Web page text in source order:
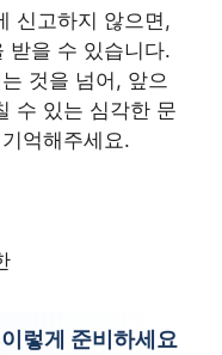
신고하지 않으면,
받을 수 있습니다.
것을 넘어, 앞으
수 있는 심각한 문
억해주세요.
렇게 준비하세요